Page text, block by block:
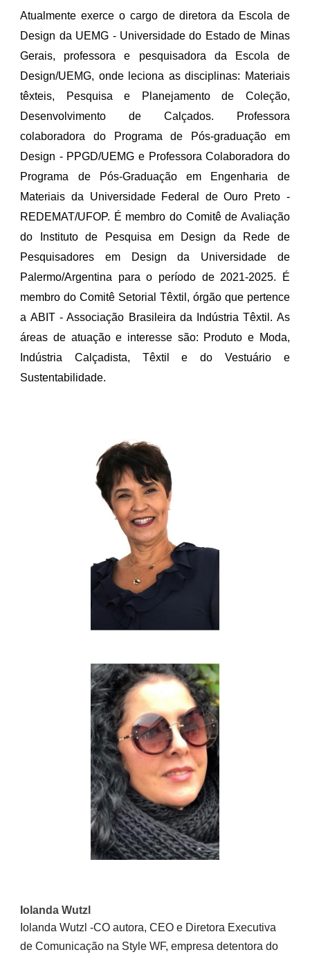
Atualmente exerce o cargo de diretora da Escola de
Design da UEMG - Universidade do Estado de Minas
Gerais, professora e pesquisadora da Escola de
Design/UEMG, onde leciona as disciplinas: Materiais
têxteis, Pesquisa e Planejamento de Coleção,
Desenvolvimento de Calçados. Professora
colaboradora do Programa de Pós-graduação em
Design - PPGD/UEMG e Professora Colaboradora do
Programa de Pós-Graduação em Engenharia de
Materiais da Universidade Federal de Ouro Preto -
REDEMAT/UFOP. É membro do Comitê de Avaliação
do Instituto de Pesquisa em Design da Rede de
Pesquisadores em Design da Universidade de
Palermo/Argentina para o período de 2021-2025. É
membro do Comitê Setorial Têxtil, órgão que pertence
a ABIT - Associação Brasileira da Indústria Têxtil. As
áreas de atuação e interesse são: Produto e Moda,
Indústria Calçadista, Têxtil e do Vestuário e
Sustentabilidade.
Iolanda Wutzl
Iolanda Wutzl -CO autora, CEO e Diretora Executiva
de Comunicação na Style WF, empresa detentora do